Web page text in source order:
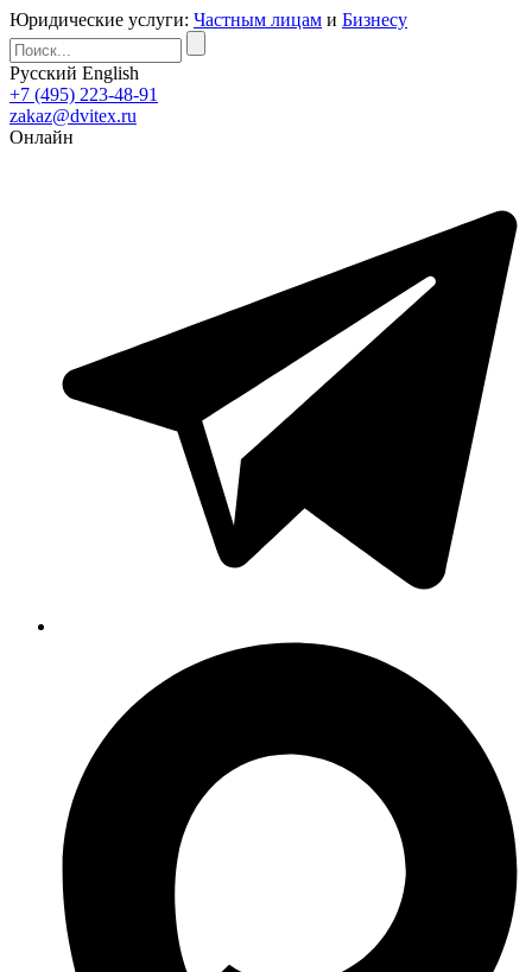
Юридические услуги: Частным лицам и Бизнесу
Русский English
+7 (495) 223-48-91
zakaz@dvitex.ru
Онлайн